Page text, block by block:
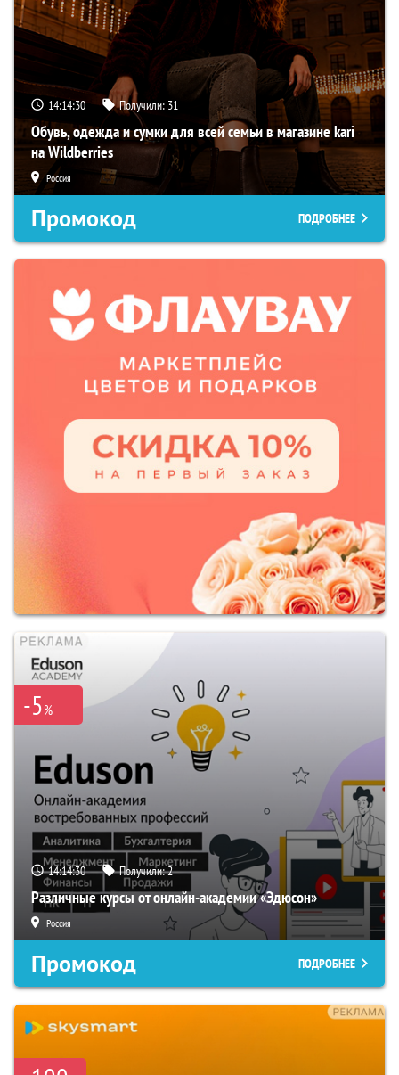
14:14:29 Получили: 31
Обувь, одежда и сумки для всей семьи в магазине kari
на Wildberries
Россия
Промокод ПОДРОБНЕЕ
-5%
14:14:29 Получили:2
Различные курсы от онлайн-академии «Эдюсон»
Россия
Промокод ПОДРОБНЕЕ